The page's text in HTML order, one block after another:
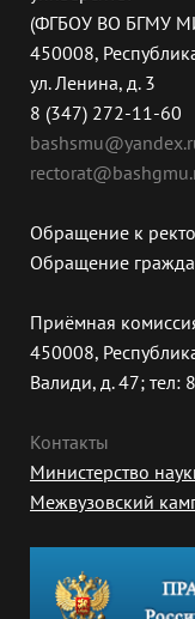
(ФГБОУ ВО БГМУ
450008,
ул. Ленина, д. 3
8 (347) 272-11-60
Обращение к
Обращение
Приёмная
450008,
Валиди, д. 47; тел:
Контакты
Министерство
Межвузовский